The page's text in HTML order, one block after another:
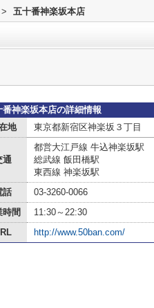
> 五十番神楽坂本店
番神楽坂本店の詳細情報
地
東京都新宿区神楽坂３丁目
通
都営大江戸線 牛込神楽坂駅
総武線 飯田橋駅
東西線 神楽坂駅
話
03-3260-0066
時間
11:30～22:30
http://www.50ban.com/